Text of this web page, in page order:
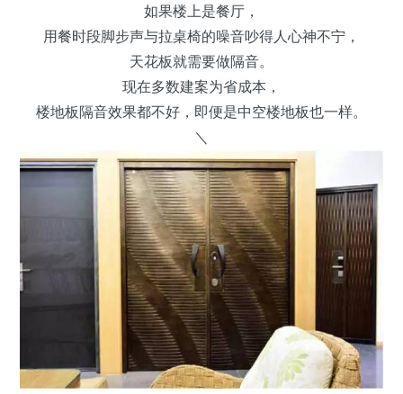
如果楼上是餐厅，
用餐时段脚步声与拉桌椅的噪音吵得人心神不宁，
天花板就需要做隔音。
现在多数建案为省成本，
楼地板隔音效果都不好，即便是中空楼地板也一样。
＼